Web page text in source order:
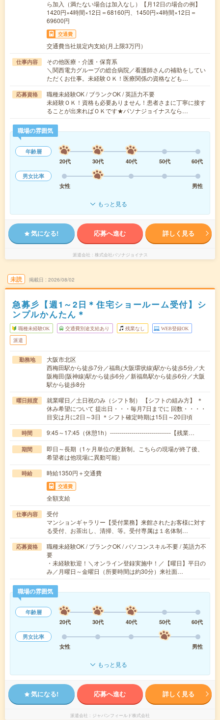
ら加入（満たない場合は加入なし）【月12日の場合の例】
1420円×4時間×12日＝68160円、1450円×4時間×12日＝
69600円
交通費
交通費当社規定内支給(月上限3万円）
仕事内容
その他医療・介護・保育系
＼関西電力グループの総合病院／看護師さんの補助をしてい
ただくお仕事。未経験ＯＫ！医療関係の資格なども…
応募資格
職種未経験OK / ブランクOK / 英語力不要
未経験ＯＫ！資格も必要ありません！患者さまに丁寧に接す
ることが出来ればＯＫです★パソナジョイナスなら…
職場の雰囲気
年齢層
20代
30代 40代 50代
60代
男女比率
女性
男性
もっと見る
気になる! 応募へ進む 詳しく見る
派遣会社 株式会社パソナジョイナス
未読 掲載日 2026/08/02
急募彡【週1～2日＊住宅ショールーム受付】シ
ンプルかんたん＊
職種未経験OK 交通費別途支給あり 残業なし WEB登録OK
派遣
勤務地
大阪市北区
西梅田駅から徒歩7分／福島(大阪環状線)駅から徒歩5分／大
阪梅田(阪神線)駅から徒歩6分／新福島駅から徒歩6分／大阪
駅から徒歩8分
曜日頻度
就業曜日／土日祝のみ（シフト制） 【シフトの組み方】 ＊
休み希望について 提出日・・・毎月7日までに 回数・・・・
目安は月に2日～3日 ＊シフト確定時期は15日～20日頃
時間 9:45～17:45（休憩1h）-------------------------------【残業…
期間
即日～長期（1ヶ月単位の更新制。こちらの現場が終了後、
希望者は他現場に異動可能）
時給 時給1350円＋交通費
交通費
全額支給
仕事内容
受付
マンションギャラリー【受付業務】来館されたお客様に対す
る受付、お茶出し、清掃、等。受付専属は１名体制…
応募資格
職種未経験OK / ブランクOK / パソコンスキル不要 / 英語力不
要
・未経験歓迎！＼オンライン登録実施中！／【曜日】平日の
み／月曜日～金曜日（所要時間は約30分）来社面…
職場の雰囲気
年齢層
20代
30代 40代 50代
60代
男女比率
女性
男性
もっと見る
気になる! 応募へ進む 詳しく見る
派遣会社 ジャパンフィールド株式会社